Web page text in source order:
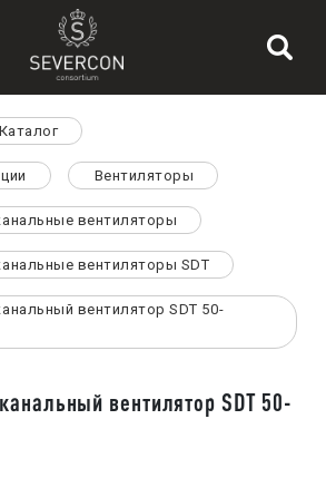
Каталог
Вентиляторы
вентиляторы
вентиляторы SDT
вентилятор SDT 50-
вентилятор SDT 50-